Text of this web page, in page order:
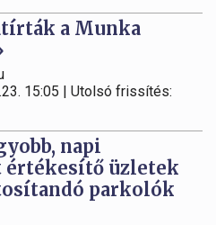
a Munka
15:05 | Utolsó frissítés:
napi
üzletek
parkolók